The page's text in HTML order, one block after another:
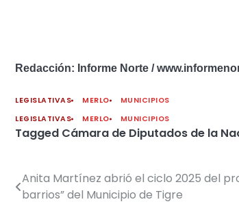
Redacción: Informe Norte /
LEGISLATIVAS MERLO
MUNICIPIOS
LEGISLATIVAS
MERLO MUNICIPIOS
Tagged Cámara de Diputados de la
Navegación
Anita Martínez abrió el ciclo 2025 del
barrios” del Municipio de Tigre